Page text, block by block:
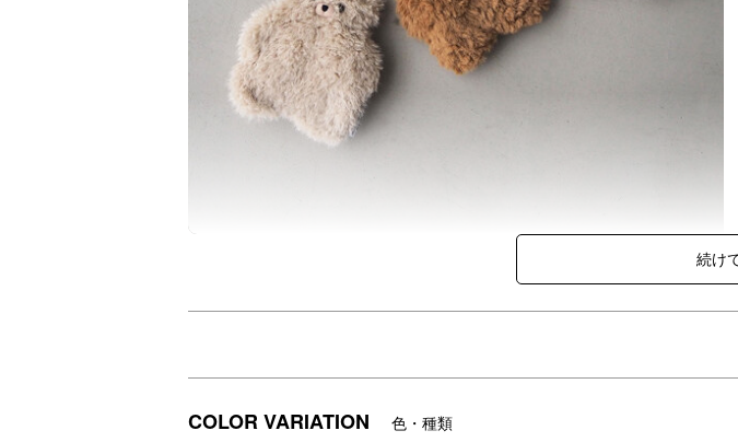
■イメージ画像には、当サイトで取り扱いのないカラーの商品が含まれています。
COLOR VARIATION 色・種類